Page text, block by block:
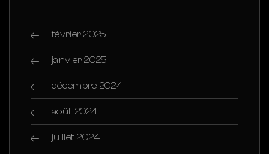
février 2025
janvier 2025
décembre 2024
août 2024
juillet 2024